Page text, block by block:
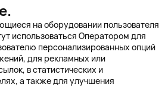
на оборудовании пользователя
использоваться Оператором для
персонализированных опций
для рекламных или
в статистических и
а также для улучшения